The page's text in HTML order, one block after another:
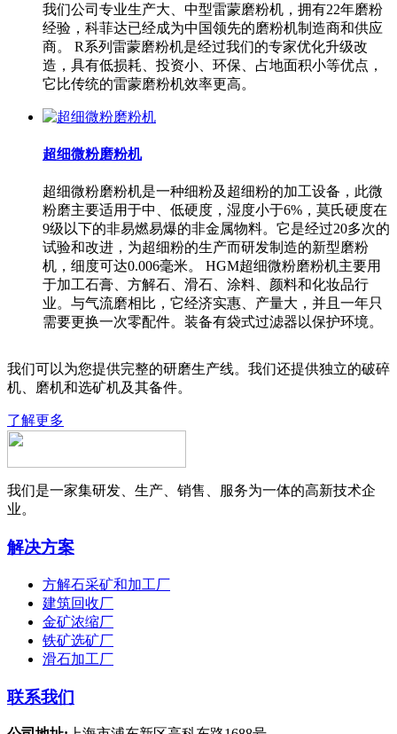
我们公司专业生产大、中型雷蒙磨粉机，拥有22年磨粉
经验，科菲达已经成为中国领先的磨粉机制造商和供应
商。 R系列雷蒙磨粉机是经过我们的专家优化升级改
造，具有低损耗、投资小、环保、占地面积小等优点，
它比传统的雷蒙磨粉机效率更高。
超细微粉磨粉机
超细微粉磨粉机是一种细粉及超细粉的加工设备，此微
粉磨主要适用于中、低硬度，湿度小于6%，莫氏硬度在
9级以下的非易燃易爆的非金属物料。它是经过20多次的
试验和改进，为超细粉的生产而研发制造的新型磨粉
机，细度可达0.006毫米。 HGM超细微粉磨粉机主要用
于加工石膏、方解石、滑石、涂料、颜料和化妆品行
业。与气流磨相比，它经济实惠、产量大，并且一年只
需要更换一次零配件。装备有袋式过滤器以保护环境。
我们可以为您提供完整的研磨生产线。我们还提供独立的破碎
机、磨机和选矿机及其备件。
了解更多
我们是一家集研发、生产、销售、服务为一体的高新技术企
业。
解决方案
方解石采矿和加工厂
建筑回收厂
金矿浓缩厂
铁矿选矿厂
滑石加工厂
联系我们